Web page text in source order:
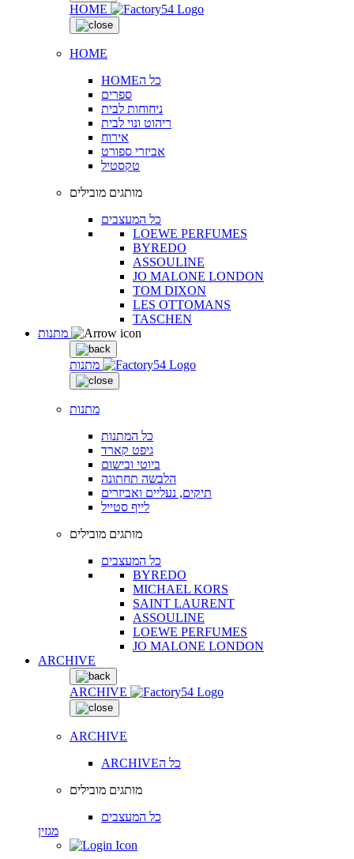
HOME
HOME
HOMEכל ה
ספרים
ניחוחות לבית
ריהוט ונוי לבית
אירוח
אביזרי ספורט
טקסטיל
מותגים מובילים
כל המעצבים
LOEWE PERFUMES
BYREDO
ASSOULINE
JO MALONE LONDON
TOM DIXON
LES OTTOMANS
TASCHEN
מתנות
מתנות
כל המתנות
גיפט קארד
ביוטי ובישום
הלבשה תחתונה
תיקים, נעליים ואביזרים
לייף סטייל
מותגים מובילים
כל המעצבים
BYREDO
MICHAEL KORS
SAINT LAURENT
ASSOULINE
LOEWE PERFUMES
JO MALONE LONDON
ARCHIVE
ARCHIVE
ARCHIVE
ARCHIVEכל ה
מותגים מובילים
כל המעצבים
מגזין